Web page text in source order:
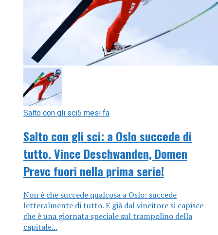
Salto con gli sci5 mesi fa
Salto con gli sci: a Oslo succede di
tutto. Vince Deschwanden, Domen
Prevc fuori nella prima serie!
Non è che succede qualcosa a Oslo: succede
letteralmente di tutto. E già dal vincitore si capisce
che è una giornata speciale sul trampolino della
capitale...